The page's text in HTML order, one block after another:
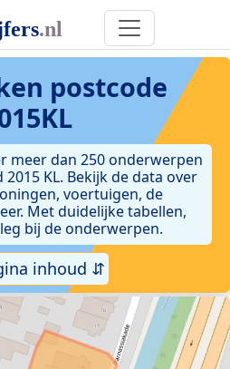
postcode
meer dan 250 onderwerpen
KL. Bekijk de data over
voertuigen, de
Met duidelijke tabellen,
bij de onderwerpen.
inhoud ⇵